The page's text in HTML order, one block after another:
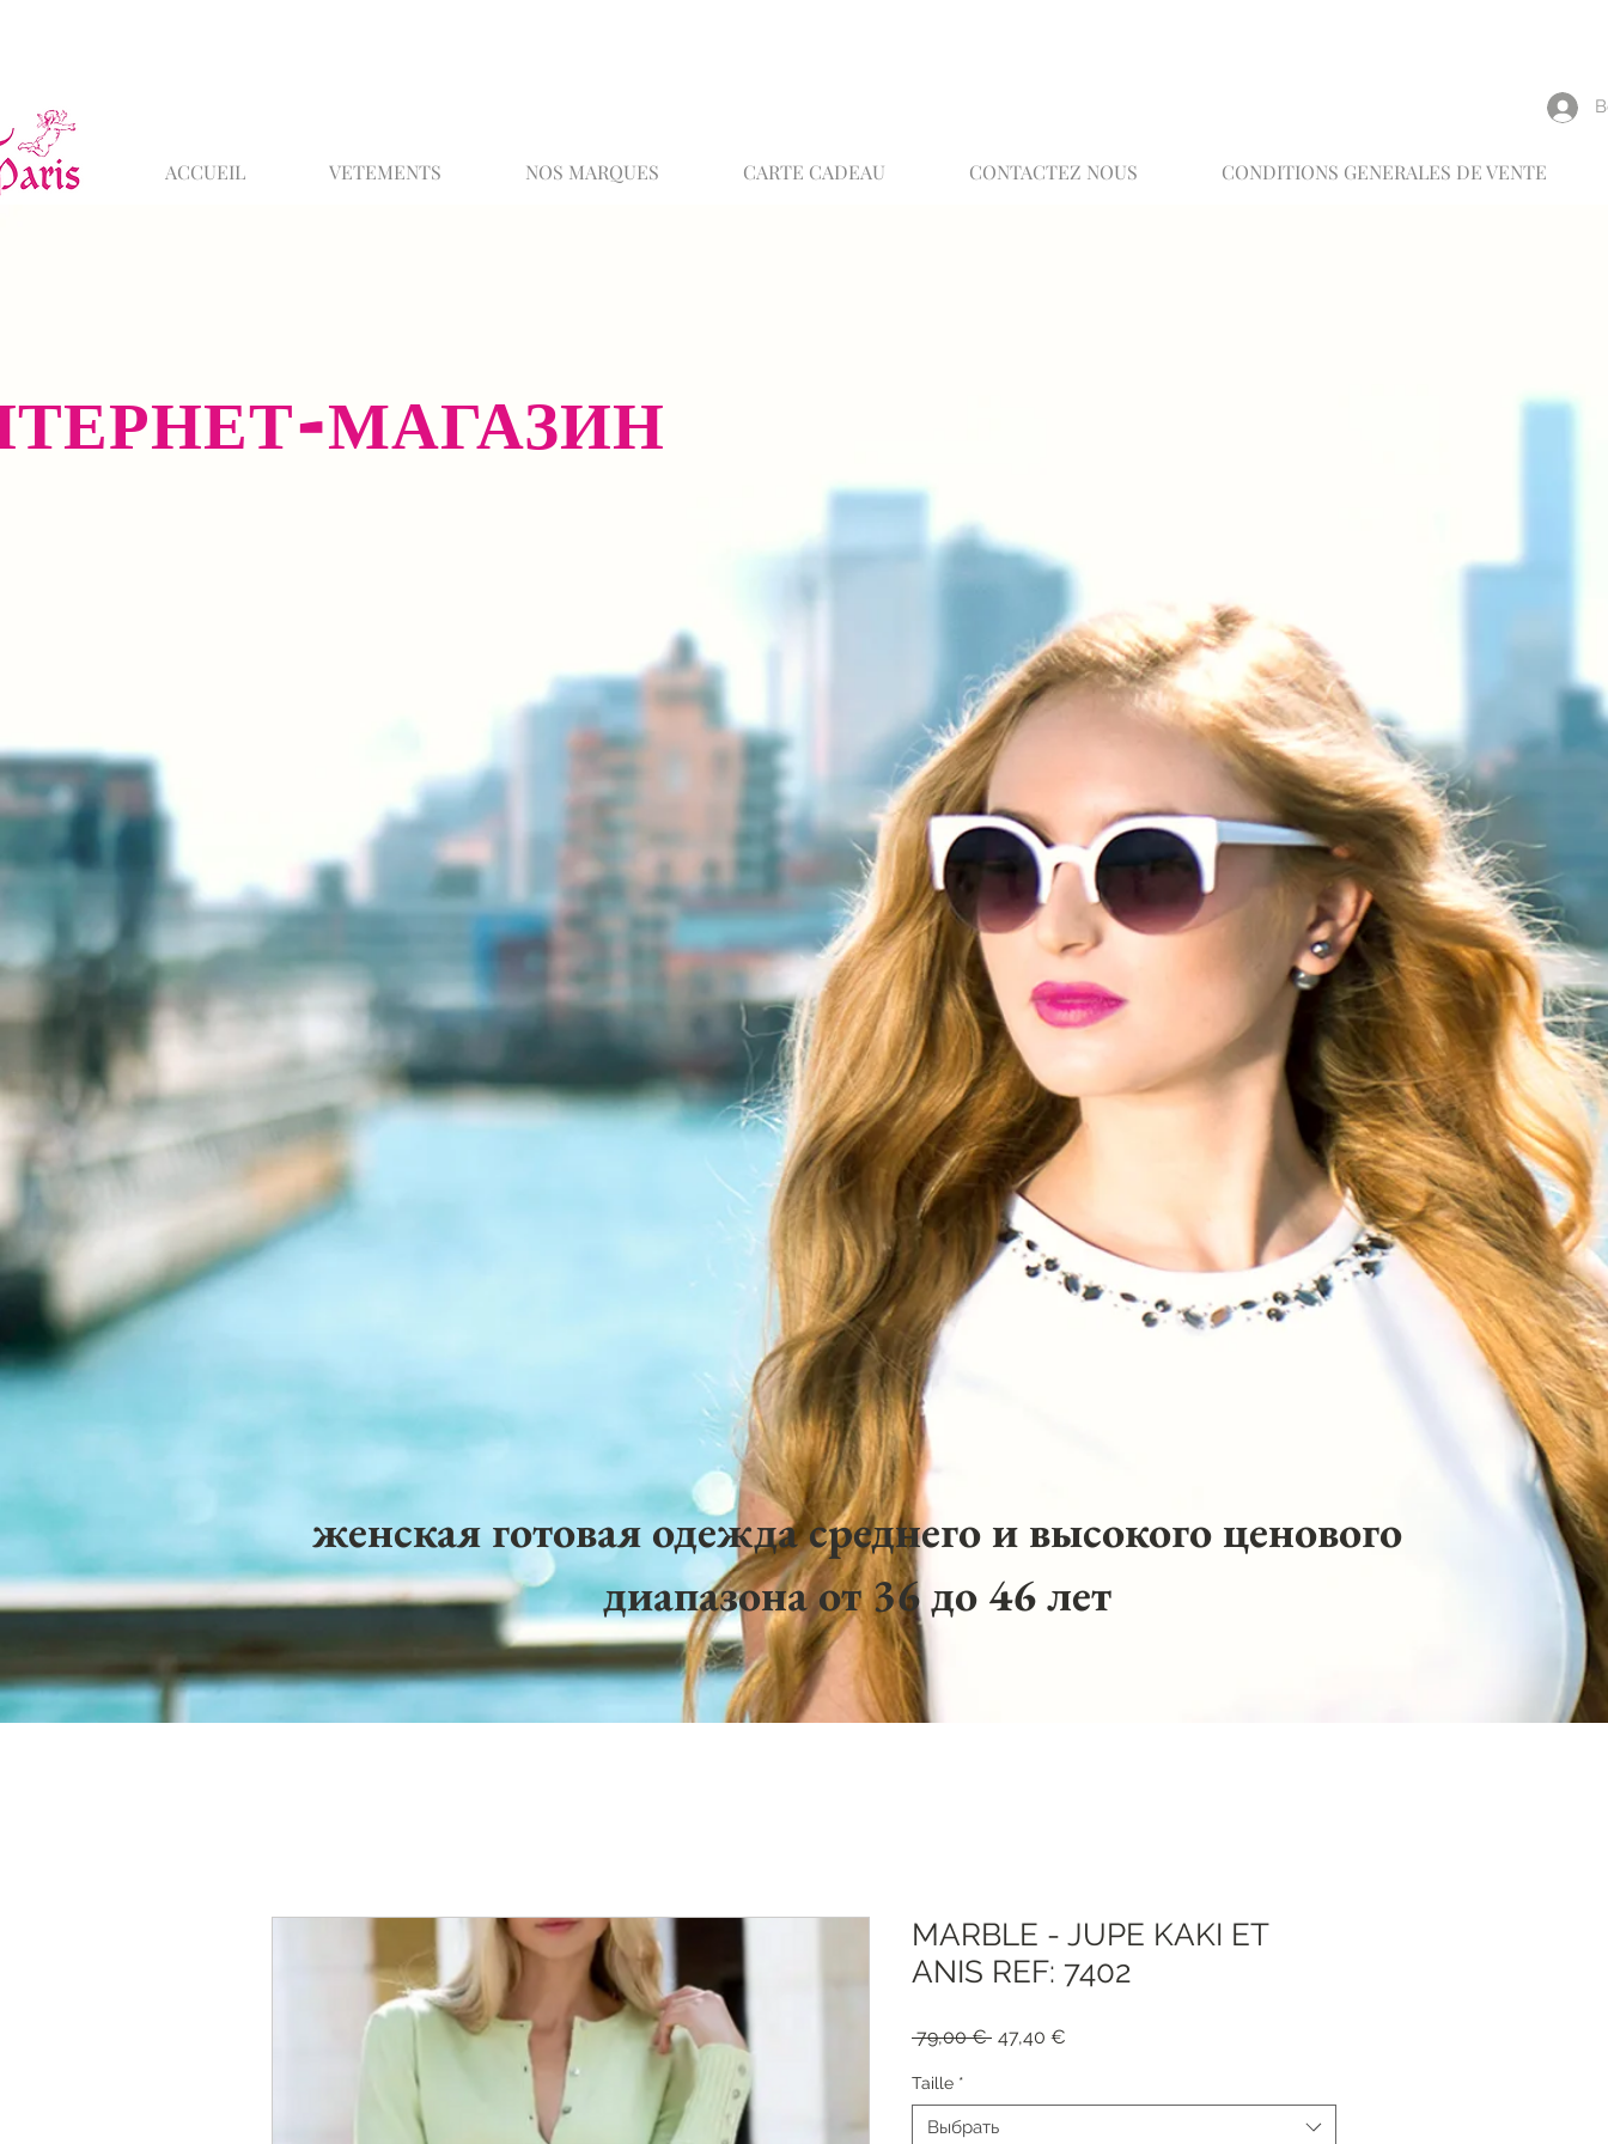
ACCUEIL VETEMENTS NOS MARQUES CARTE CADEAU CONTACTEZ NOUS CONDITIONS GENERALES DE VENTE
МАГАЗИН
женская готовая одежда среднего и высокого ценового
диапазона от 36 до 46 лет
MARBLE - JUPE KAKI ET
ANIS REF: 7402
79,00 € Обычная
47,40 €
Taille *
Выбрать